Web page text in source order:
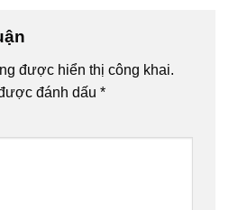
được hiển thị công khai.
đánh dấu *